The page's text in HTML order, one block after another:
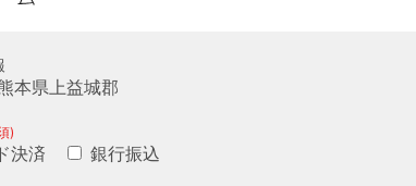
本県上益城郡
)
決済 銀行振込